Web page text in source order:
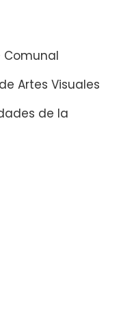
Comunal
Artes Visuales
de la